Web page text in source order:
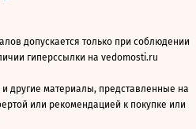
допускается только при соблюдении
гиперссылки на vedomosti.ru
другие материалы, представленные на
или рекомендацией к покупке или